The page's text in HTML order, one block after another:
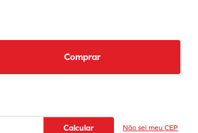
Comprar
Não sei meu CEP